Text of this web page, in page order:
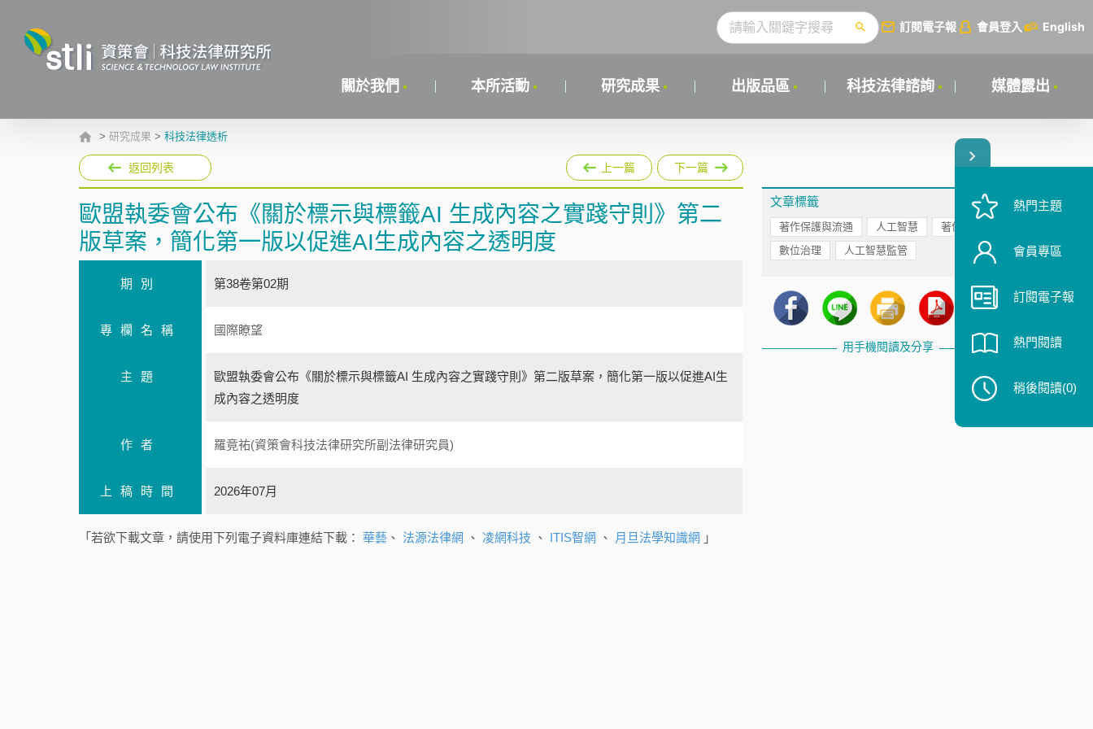
訂閱電子報 會員登入 English
關於我們 本所活動 研究成果 出版品區 科技法律諮詢 媒體露出
> 研究成果 > 科技法律透析
返回列表 上一篇 下一篇
歐盟執委會公布《關於標示與標籤AI 生成內容之實踐守則》第二
版草案，簡化第一版以促進AI生成內容之透明度
期別 第38卷第02期
專欄名稱 國際瞭望
主題
歐盟執委會公布《關於標示與標籤AI 生成內容之實踐守則》第二版草案，簡化第一版以促進AI生
成內容之透明度
作者 羅竟祐(資策會科技法律研究所副法律研究員)
上稿時間 2026年07月
「若欲下載文章，請使用下列電子資料庫連結下載： 華藝 、 法源法律網 、 凌網科技 、 ITIS智網 、 月旦法學知識網 」
文章標籤
著作保護與流通 人工智慧
著作權
數位治理
人工智慧監管
用手機閱讀及分享
熱門主題
會員專區
訂閱電子報
熱門閱讀
稍後閱讀(0)